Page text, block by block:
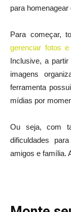
para homenagear
Para começar,
gerenciar fotos
Inclusive, a partir
imagens
ferramenta
mídias por
Ou seja, com
dificuldades
amigos e família.